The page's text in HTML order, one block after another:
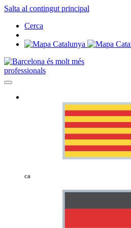
Salta al contingut principal
Cerca
professionals
ca